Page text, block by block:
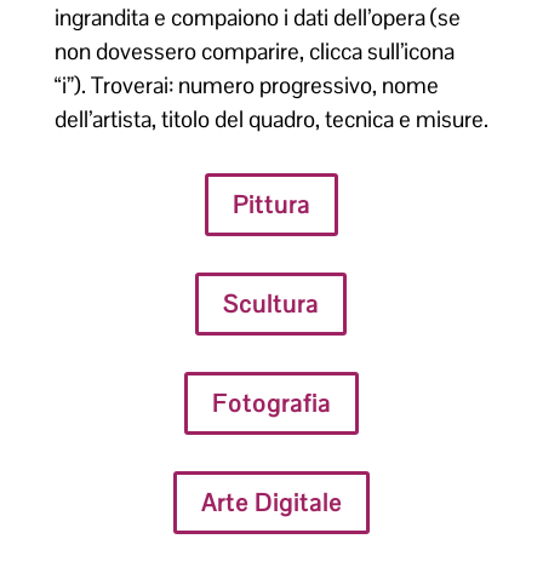
ingrandita e compaiono i dati dell’opera (se
non dovessero comparire, clicca sull’icona
“i”). Troverai: numero progressivo, nome
dell’artista, titolo del quadro, tecnica e misure.
Pittura
Scultura
Fotografia
Arte Digitale